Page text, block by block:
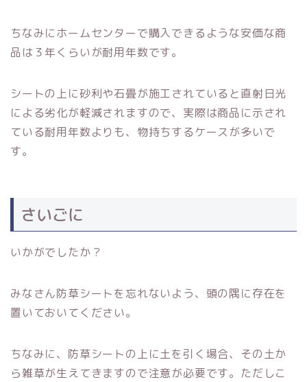
ちなみにホームセンターで購入できるような安価な商
品は３年くらいが耐用年数です。
シートの上に砂利や石畳が施工されていると直射日光
による劣化が軽減されますので、実際は商品に示され
ている耐用年数よりも、物持ちするケースが多いで
す。
さいごに
いかがでしたか？
みなさん防草シートを忘れないよう、頭の隅に存在を
置いておいてください。
ちなみに、防草シートの上に土を引く場合、その土か
ら雑草が生えてきますので注意が必要です。ただしこ